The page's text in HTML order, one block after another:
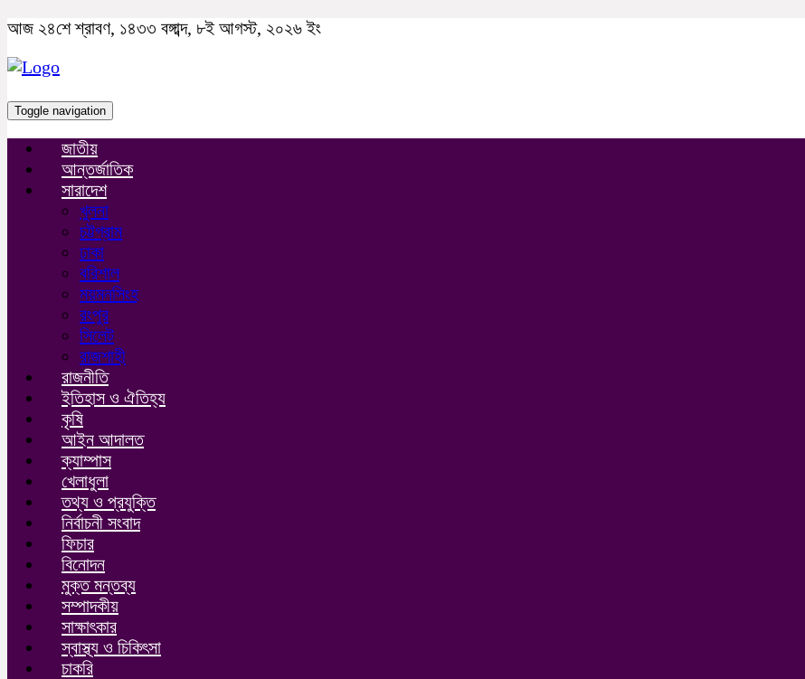
আজ ২৪শে শ্রাবণ, ১৪৩৩ বঙ্গাব্দ, ৮ই আগস্ট, ২০২৬ ইং
Toggle navigation
জাতীয়
আন্তর্জাতিক
সারাদেশ
খুলনা
চট্টগ্রাম
ঢাকা
বরিশাল
ময়মনসিংহ
রংপুর
সিলেট
রাজশাহী
রাজনীতি
ইতিহাস ও ঐতিহ্য
কৃষি
আইন আদালত
ক্যাম্পাস
খেলাধুলা
তথ্য ও প্রযুক্তি
নির্বাচনী সংবাদ
ফিচার
বিনোদন
মুক্ত মন্তব্য
সম্পাদকীয়
সাক্ষাৎকার
স্বাস্থ্য ও চিকিৎসা
চাকরি